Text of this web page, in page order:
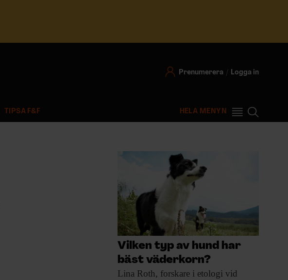
Prenumerera Logga in
TIPSA F&F HELA MENYN
r
Vilken typ av hund har
bäst väderkorn?
Lina Roth, forskare i etologi vid